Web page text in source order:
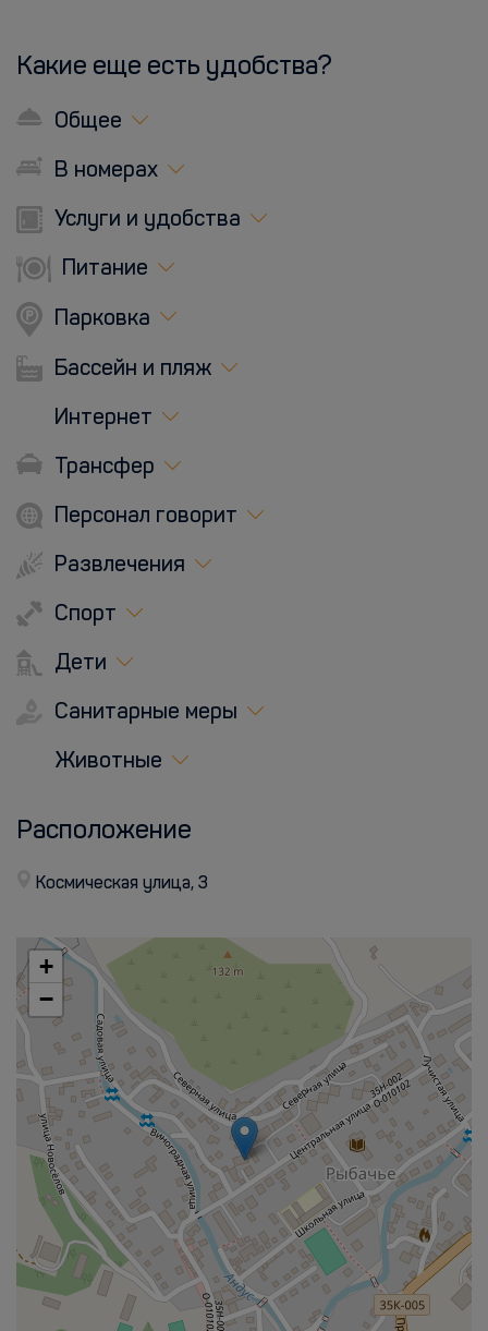
Какие еще есть удобства?
Общее
В номерах
Услуги и удобства
Питание
Парковка
Бассейн и пляж
Интернет
Трансфер
Персонал говорит
Развлечения
Спорт
Дети
Санитарные меры
Животные
Расположение
Космическая улица, 3
+
−